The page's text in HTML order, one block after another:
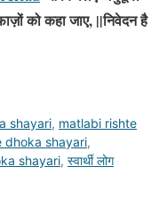
को कहा जाए, ||निवेदन है
shayari, matlabi rishte
dhoka shayari,
shayari, स्वार्थी लोग